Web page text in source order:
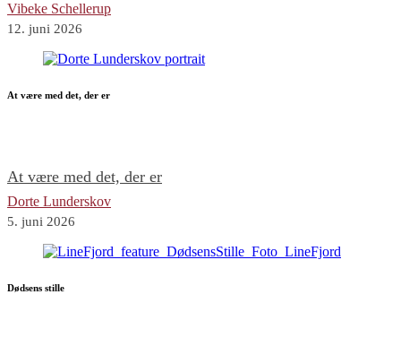
Vibeke Schellerup
12. juni 2026
At være med det, der er
At være med det, der er
Dorte Lunderskov
5. juni 2026
Dødsens stille